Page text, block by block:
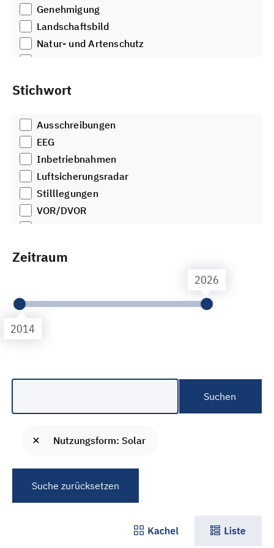
Genehmigung
Landschaftsbild
Natur- und Artenschutz
Rückbau und Recycling
Seismologische Stationen
Sonstiges
Windenergie im Wald
Öffentlichkeitsbeteiligung
Stichwort
Ausschreibungen
EEG
Inbetriebnahmen
Luftsicherungsradar
Stilllegungen
VOR/DVOR
Zubau
Zeitraum
2014
2026
Suchen
Nutzungsform: Solar
Suche zurücksetzen